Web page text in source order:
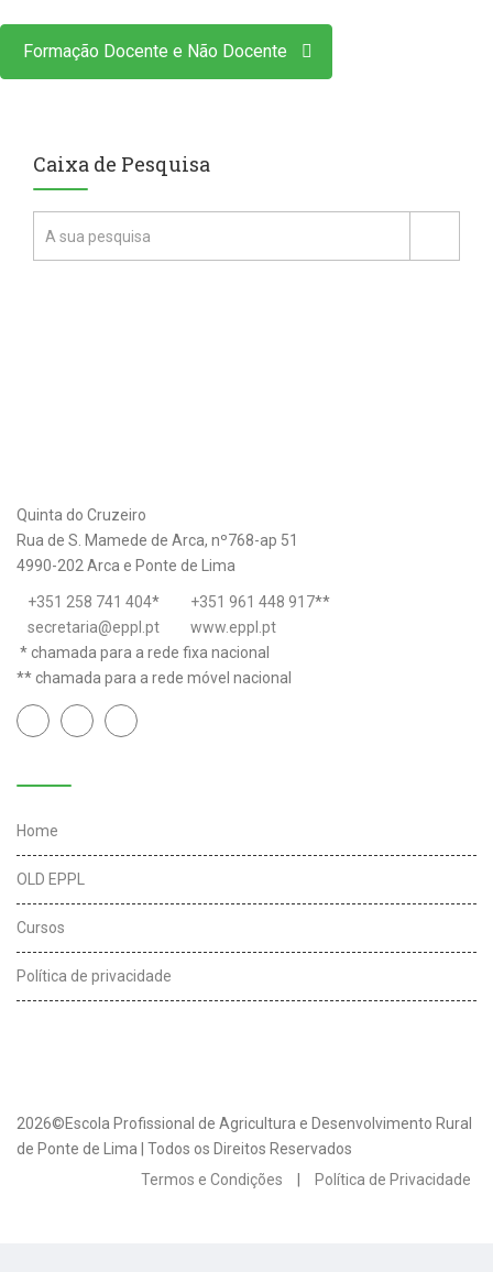
Formação Docente e Não Docente
Caixa de Pesquisa
Quinta do Cruzeiro
Rua de S. Mamede de Arca, nº768-ap 51
4990-202 Arca e Ponte de Lima
+351 258 741 404* +351 961 448 917**
secretaria@eppl.pt
www.eppl.pt
* chamada para a rede fixa nacional
** chamada para a rede móvel nacional
Home
OLD EPPL
Cursos
Política de privacidade
2026©Escola Profissional de Agricultura e Desenvolvimento Rural
de Ponte de Lima | Todos os Direitos Reservados
Termos e Condições
Política de Privacidade